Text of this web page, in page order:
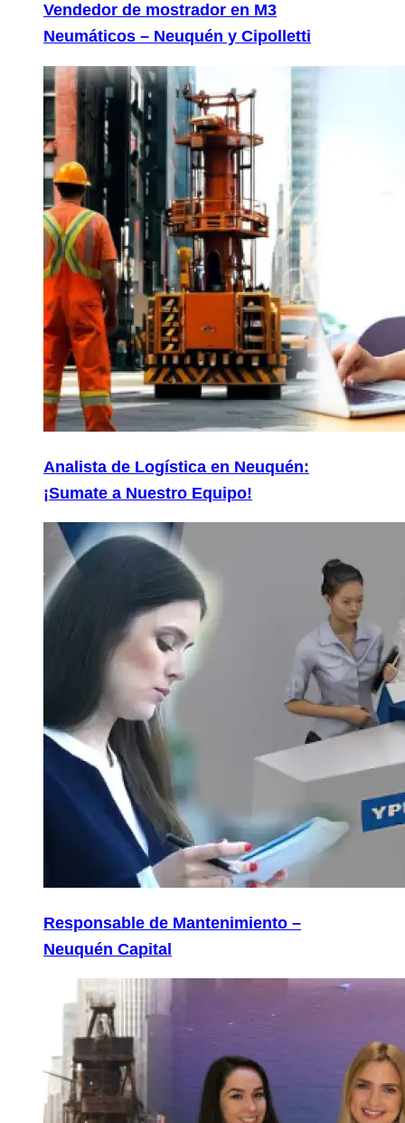
Vendedor de mostrador en M3
Neumáticos – Neuquén y Cipolletti
Analista de Logística en Neuquén:
¡Sumate a Nuestro Equipo!
Responsable de Mantenimiento –
Neuquén Capital